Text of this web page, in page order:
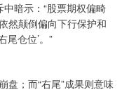
暗示：“股票期权偏畸
然颠倒偏向下行保护和
尾仓位’。”
盘；而“右尾”成果则意味